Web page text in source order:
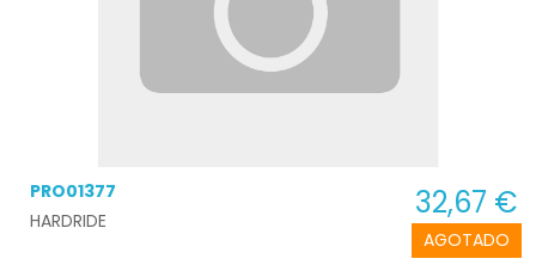
AGOTADO
PRO01377
HARDRIDE
32,67 €